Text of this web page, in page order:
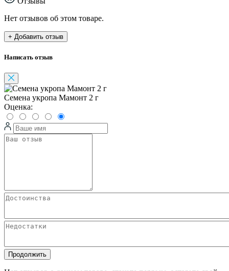
Нет отзывов об этом товаре.
+ Добавить отзыв
Написать отзыв
Семена укропа Мамонт 2 г
Оценка:
Продолжить